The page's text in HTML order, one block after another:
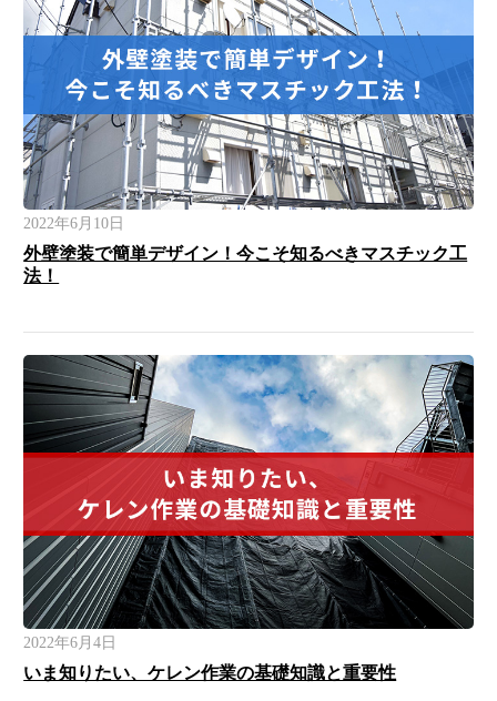
2022年6月10日
外壁塗装で簡単デザイン！今こそ知るべきマスチック工
法！
2022年6月4日
いま知りたい、ケレン作業の基礎知識と重要性